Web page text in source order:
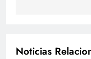
Noticias